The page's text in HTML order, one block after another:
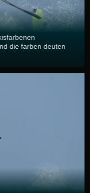
die farben deuten